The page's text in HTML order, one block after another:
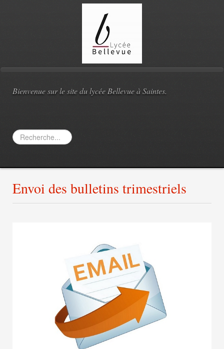
Bienvenue sur le site du lycée Bellevue à Saintes.
Rechercher
Envoi des bulletins trimestriels